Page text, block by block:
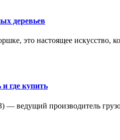
деревьев
это настоящее искусство,
где купить
ведущий производитель